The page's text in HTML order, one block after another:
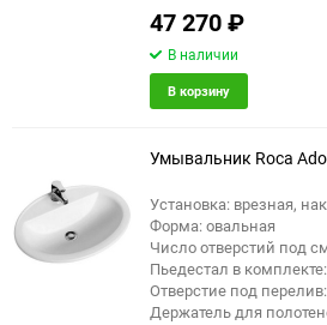
47 270₽
В наличии
В корзину
Умывальник Roca
Установка: врезная,
Форма: овальная
Число отверстий под
Пьедестал в
Отверстие под
Держатель для